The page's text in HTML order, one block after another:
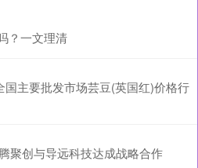
？一文理清
国主要批发市场芸豆(英国红)价格行
聚创与导远科技达成战略合作